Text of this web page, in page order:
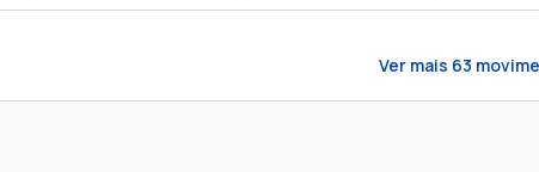
Ver mais 63